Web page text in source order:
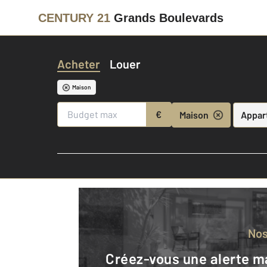
CENTURY 21 Grands Boulevards
Acheter Louer
Maison
€ Maison
Créez-vous une alerte mail pour être averti quand une annonce est en ligne et consultez la